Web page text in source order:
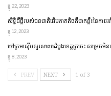
ធ្នូ 22, 2023
សិទ្ធិដីធ្លីរបស់ជនជាតិដើមភាគតិចគឺជាគន្លឹះនៃក
ធ្នូ 12, 2023
ចៅក្រមស៊ើបសួរសាលាដំបូងខេត្តក្រចេះ សម្រេច
ធ្នូ 8, 2023
PREV NEXT 1 of 3